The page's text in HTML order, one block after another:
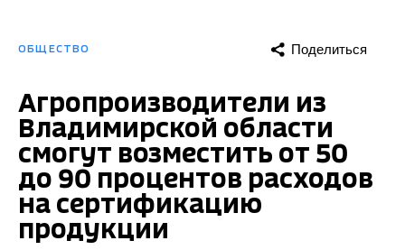
ОБЩЕСТВО Поделиться
Агропроизводители из
Владимирской области
смогут возместить от 50
до 90 процентов расходов
на сертификацию
продукции